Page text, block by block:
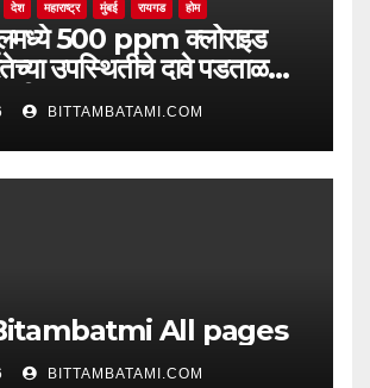
देश महाराष्ट्र मुंबई रायगड होम
500 ppm क्लोराइड
उपस्थितीचे दावे पडताळणीत
BITTAMBATAMI.COM
Aug Bitambatmi All pages
BITTAMBATAMI.COM